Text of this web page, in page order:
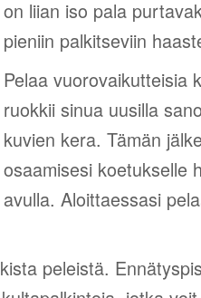
on liian iso pala
pieniin palkitseviin
Pelaa vuorovaikutteisia
ruokkii sinua uusilla
kuvien kera. Tämän
osaamisesi koetukselle
avulla. Aloittaessasi
peleistä.